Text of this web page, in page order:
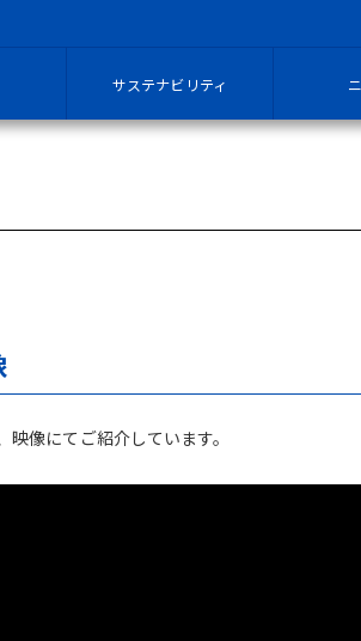
サステナビリティ
像にてご紹介しています。